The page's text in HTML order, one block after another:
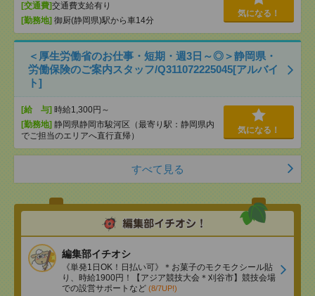
[交通費]交通費支給有り
[勤務地] 御厨(静岡県)駅から車14分
気になる！
＜厚生労働省のお仕事・短期・週3日～◎＞静岡県・
労働保険のご案内スタッフ/Q311072225045[アルバイ
ト]
[給 与] 時給1,300円～
[勤務地] 静岡県静岡市駿河区（最寄り駅：静岡県内
でご担当のエリアへ直行直帰）
気になる！
すべて見る
編集部イチオシ
《単発1日OK！日払い可》＊お菓子のモクモクシール貼
り、時給1900円！【アジア競技大会＊刈谷市】競技会場
での設営サポートなど (8/7UP!)